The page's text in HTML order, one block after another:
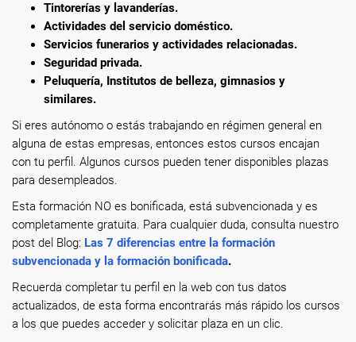
Tintorerías y lavanderías.
Actividades del servicio doméstico.
Servicios funerarios y actividades relacionadas.
Seguridad privada.
Peluquería, Institutos de belleza, gimnasios y
similares.
Si eres autónomo o estás trabajando en régimen general en
alguna de estas empresas, entonces estos cursos encajan
con tu perfil. Algunos cursos pueden tener disponibles plazas
para desempleados.
Esta formación NO es bonificada, está subvencionada y es
completamente gratuita. Para cualquier duda, consulta nuestro
post del Blog: Las 7 diferencias entre la formación
subvencionada y la formación bonificada.
Recuerda completar tu perfil en la web con tus datos
actualizados, de esta forma encontrarás más rápido los cursos
a los que puedes acceder y solicitar plaza en un clic.